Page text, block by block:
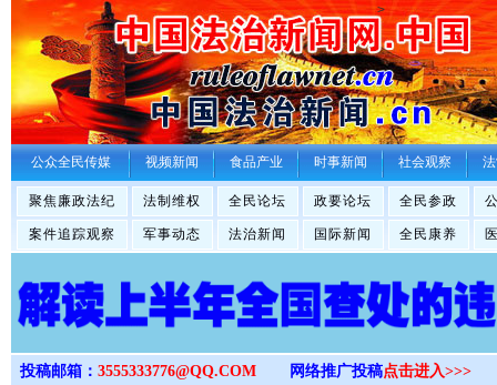
>
公众全民传媒 视频新闻 食品产业 时事新闻 社会观察
聚焦廉政法纪 法制维权 全民论坛 政要论坛 全民参政
案件追踪观察 军事动态 法治新闻 国际新闻 全民康养
投稿邮箱： 3555333776@QQ.COM 网络推广投稿点击进入>>>